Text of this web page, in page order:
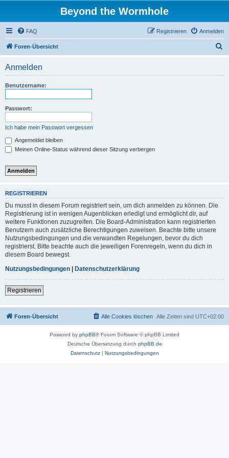
Beyond the Wormhole
FAQ Anmelden
Registrieren
Foren-Übersicht
Anmelden
Benutzername:
Passwort:
Ich habe mein Passwort vergessen
Angemeldet bleiben
Meinen Online-Status während dieser Sitzung verbergen
REGISTRIEREN
Du musst in diesem Forum registriert sein, um dich anmelden zu können. Die
Registrierung ist in wenigen Augenblicken erledigt und ermöglicht dir, auf
weitere Funktionen zuzugreifen. Die Board-Administration kann registrierten
Benutzern auch zusätzliche Berechtigungen zuweisen. Beachte bitte unsere
Nutzungsbedingungen und die verwandten Regelungen, bevor du dich
registrierst. Bitte beachte auch die jeweiligen Forenregeln, wenn du dich in
diesem Board bewegst.
Nutzungsbedingungen | Datenschutzerklärung
Registrieren
Foren-Übersicht Alle Zeiten sind UTC+02:00
Alle Cookies löschen
Powered by phpBB® Forum Software © phpBB Limited
Deutsche Übersetzung durch phpBB.de
Datenschutz| Nutzungsbedingungen